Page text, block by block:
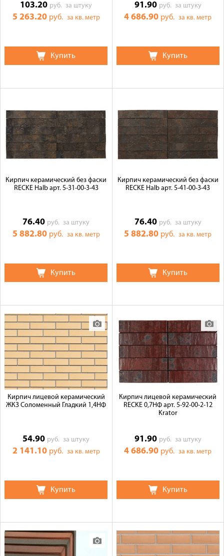
103.20 руб.за штуку
5 263.20 руб. за кв. метр
Купить
91.90 руб. за штуку
4 686.90 руб.за кв. метр
Купить
Кирпич керамический без фаски
RECKE Halb арт. 5-31-00-3-43
76.40 руб.за штуку
5 882.80 руб. за кв. метр
Купить
Кирпич керамический без фаски
RECKE Halb арт. 5-41-00-3-43
76.40 руб. за штуку
5 882.80 руб.за кв. метр
Купить
Кирпич лицевой керамический
ЖКЗ Соломенный Гладкий 1,4НФ
54.90 руб.за штуку
2 141.10 руб. за кв. метр
Купить
Кирпич лицевой керамический
RECKE 0,7НФ арт. 5-92-00-2-12
Krator
91.90 руб. за штуку
4 686.90 руб.за кв. метр
Купить